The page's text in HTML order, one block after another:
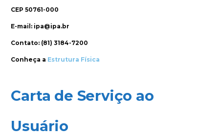
CEP 50761-000
E-mail: ipa@ipa.br
Contato: (81) 3184-7200
Conheça a Estrutura Física
Carta de Serviço ao
Usuário